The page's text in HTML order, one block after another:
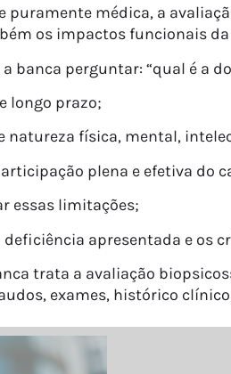
puramente médica, a
os impactos funcionais
banca perguntar: “qual é a
longo prazo;
natureza física, mental,
plena e efetiva do
essas limitações;
apresentada e os
trata a avaliação
exames, histórico